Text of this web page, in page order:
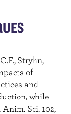
Stryhn,
of
and
while
Sci. 102,